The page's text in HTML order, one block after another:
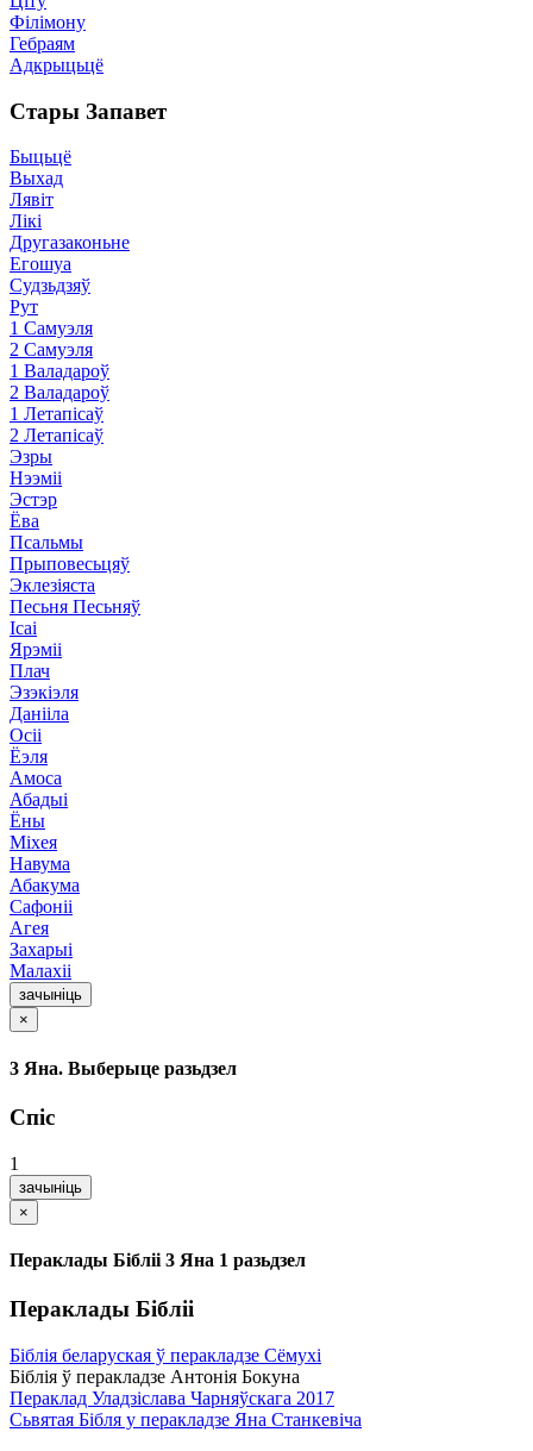
Філімону
Гебраям
Адкрыцьцё
Стары Запавет
Быцьцё
Выхад
Лявіт
Лікі
Другазаконьне
Егошуа
Судзьдзяў
Рут
1 Самуэля
2 Самуэля
1 Валадароў
2 Валадароў
1 Летапісаў
2 Летапісаў
Эзры
Нээміі
Эстэр
Ёва
Псальмы
Прыповесьцяў
Эклезіяста
Песьня Песьняў
Ісаі
Ярэміі
Плач
Эзэкіэля
Данііла
Осіі
Ёэля
Амоса
Абадыі
Ёны
Міхея
Навума
Абакума
Сафоніі
Агея
Захарыі
Малахіі
зачыніць
×
3 Яна. Выберыце разьдзел
Спіс
1
зачыніць
×
Пераклады Бібліі 3 Яна 1 разьдзел
Пераклады Бібліі
Біблія беларуская ў перакладзе Сёмухі
Біблія ў перакладзе Антонія Бокуна
Пераклад Уладзіслава Чарняўскага 2017
Сьвятая Бібля у перакладзе Яна Станкевіча